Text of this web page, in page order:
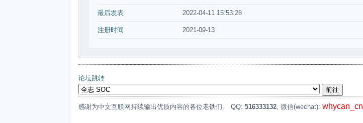
最后发表 2022-04-11 15:53:28
注册时间 2021-09-13
论坛跳转
感谢为中文互联网持续输出优质内容的各位老铁们。 QQ: 516333132, 微信(wechat): whycan_cn